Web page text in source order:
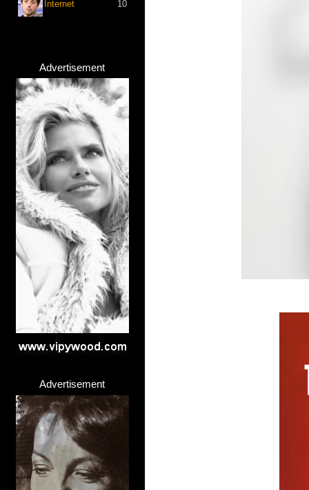
Internet 10
Advertisement
Advertisement